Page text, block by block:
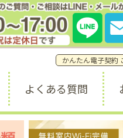
問・ご相談窓口はこちら。
17:00 (土日祝休み)かんたん電子契約
よくある質問